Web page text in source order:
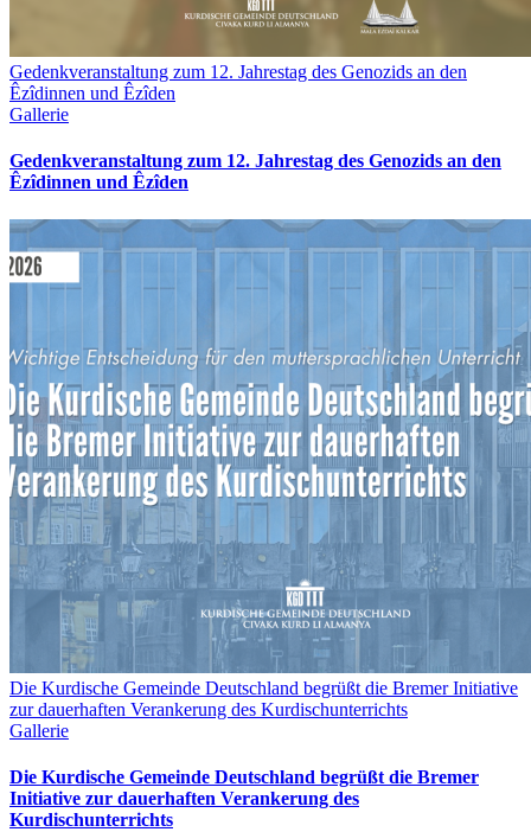
Gedenkveranstaltung zum 12. Jahrestag des Genozids an den
Êzîdinnen und Êzîden
Gallerie
Gedenkveranstaltung zum 12. Jahrestag des Genozids an den
Êzîdinnen und Êzîden
Die Kurdische Gemeinde Deutschland begrüßt die Bremer Initiative
zur dauerhaften Verankerung des Kurdischunterrichts
Gallerie
Die Kurdische Gemeinde Deutschland begrüßt die Bremer
Initiative zur dauerhaften Verankerung des
Kurdischunterrichts